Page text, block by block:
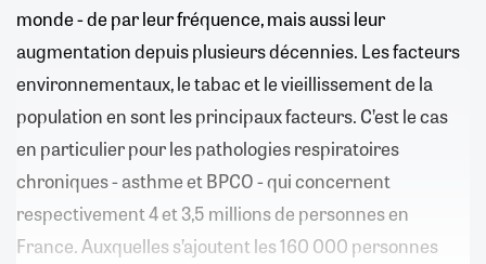
monde - de par leur fréquence, mais aussi leur
augmentation depuis plusieurs décennies. Les facteurs
environnementaux, le tabac et le vieillissement de la
population en sont les principaux facteurs. C’est le cas
en particulier pour les pathologies respiratoires
chroniques - asthme et BPCO - qui concernent
respectivement 4 et 3,5 millions de personnes en
France. Auxquelles s’ajoutent les 160 000 personnes